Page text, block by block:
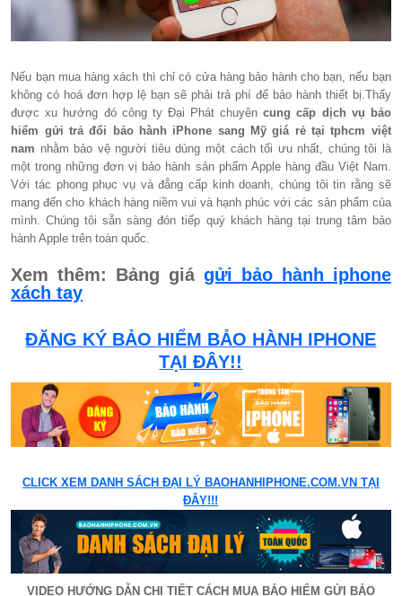
Nếu bạn mua hàng xách thì chỉ có cửa hàng bảo hành cho bạn, nếu bạn
không có hoá đơn hợp lệ bạn sẽ phải trả phí để bảo hành thiết bị.Thấy
được xu hướng đó công ty Đại Phát chuyêncung cấp dịch vụ bảo
hiểm gửi trả đổi bảo hành iPhone sang Mỹ giá rẻ tại tphcm việt
nam nhằm bảo vệ người tiêu dùng một cách tối ưu nhất, chúng tôi là
một trong những đơn vị bảo hành sản phẩm Apple hàng đầu Việt Nam.
Với tác phong phục vụ và đẳng cấp kinh doanh, chúng tôi tin rằng sẽ
mang đến cho khách hàng niềm vui và hạnh phúc với các sản phẩm của
mình. Chúng tôi sẵn sàng đón tiếp quý khách hàng tại trung tâm bảo
hành Apple trên toàn quốc.
Xem thêm: Bảng giá gửi bảo hành iphone
xách tay
ĐĂNG KÝ BẢO HIỂM BẢO HÀNH IPHONE
TẠI ĐÂY!!
CLICK XEM DANH SÁCH ĐẠI LÝ BAOHANHIPHONE.COM.VN TẠI
ĐÂY!!!
VIDEO HƯỚNG DẪN CHI TIẾT CÁCH MUA BẢO HIỂM GỬI BẢO